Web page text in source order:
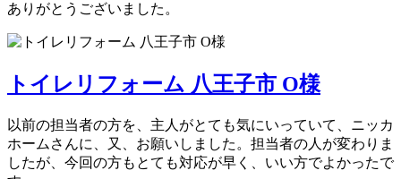
ありがとうございました。
トイレリフォーム 八王子市 O様
以前の担当者の方を、主人がとても気にいっていて、ニッカ
ホームさんに、又、お願いしました。担当者の人が変わりま
したが、今回の方もとても対応が早く、いい方でよかったで